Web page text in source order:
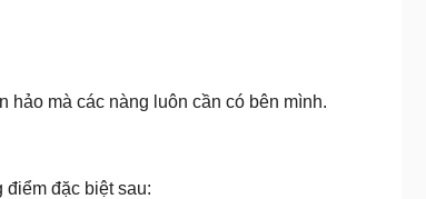
hảo mà các nàng luôn cần có bên mình.
đặc biệt sau: